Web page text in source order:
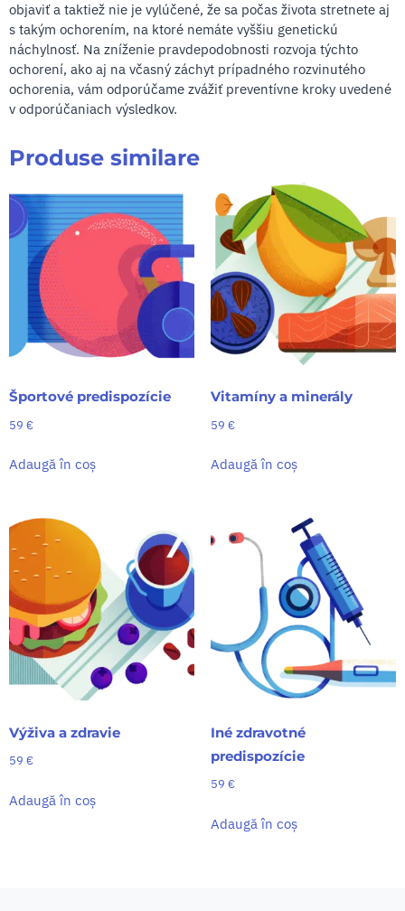
objaviť a taktiež nie je vylúčené, že sa počas života stretnete aj
s takým ochorením, na ktoré nemáte vyššiu genetickú
náchylnosť. Na zníženie pravdepodobnosti rozvoja týchto
ochorení, ako aj na včasný záchyt prípadného rozvinutého
ochorenia, vám odporúčame zvážiť preventívne kroky uvedené
v odporúčaniach výsledkov.
Produse similare
Športové predispozície
59 €
Adaugă în coș
Vitamíny a minerály
59 €
Adaugă în coș
Výživa a zdravie
59 €
Adaugă în coș
Iné zdravotné
predispozície
59 €
Adaugă în coș